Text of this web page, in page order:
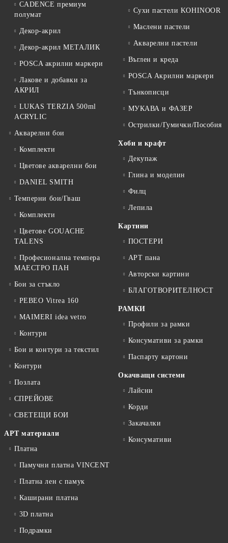
CADENCE премиум
полумат
Декор-акрил
Декор-акрил МЕТАЛИК
POSCA акрилни маркери
Лакове и добавки за
АКРИЛ
LUKAS TERZIA 500ml
ACRYLIC
Акварелни бои
Комплекти
Цветове акварелни бои
DANIEL SMITH
Темперни бои/Гваш
Комплекти
Цветове GOUACHE
TALENS
Професионална темпера
МАЕСТРО ПАН
Бои за стъкло
PEBEO Vitrea 160
MAIMERI idea vetro
Контури
Бои и контури за текстил
Контури
Позлата
СПРЕЙОВЕ
СВЕТЕЩИ БОИ
АРТ материали
Платна
Памучни платна VINCENT
Платна лен с памук
Каширани платна
3D платна
Подрамки
Сухи пастели KOHINOOR
Маслени пастели
Акварелни пастели
Въглен и креда
POSCA Акрилни маркери
Тънкописци
МУКАВА и ФАЗЕР
Острилки/Гумички/Пособия
Хоби и крафт
Декупаж
Глина и моделин
Филц
Лепила
Картини
ПОСТЕРИ
АРТ пана
Авторски картини
БЛАГОТВОРИТЕЛНОСТ
РАМКИ
Профили за рамки
Консумативи за рамки
Паспарту картони
Окачващи системи
Лайсни
Корди
Закачалки
Консумативи